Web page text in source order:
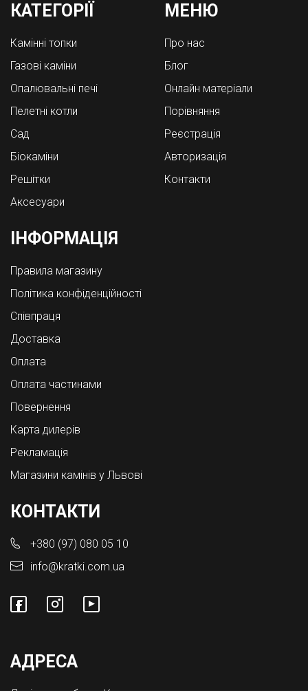
КАТЕГОРІЇ
Камінні топки
Газові каміни
Опалювальні печі
Пелетні котли
Cад
Біокаміни
Решітки
Аксесуари
МЕНЮ
Про нас
Блог
Онлайн матеріали
Порівняння
Реєстрація
Авторизація
Контакти
ІНФОРМАЦІЯ
Правила магазину
Політика конфіденційності
Співпраця
Доставка
Оплата
Оплата частинами
Повернення
Карта дилерів
Рекламація
Магазини камінів у Львові
КОНТАКТИ
+380 (97) 080 05 10
info@kratki.com.ua
АДРЕСА
Львівська обл., с. Конопниця,